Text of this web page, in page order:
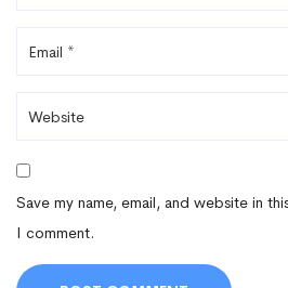
Save my name, email, and website in
I comment.